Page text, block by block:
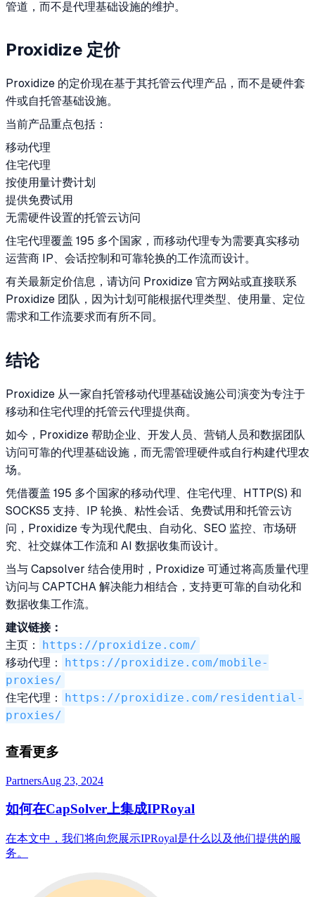
管道，而不是代理基础设施的维护。
Proxidize 定价
Proxidize 的定价现在基于其托管云代理产品，而不是硬件套
件或自托管基础设施。
当前产品重点包括：
移动代理
住宅代理
按使用量计费计划
提供免费试用
无需硬件设置的托管云访问
住宅代理覆盖 195 多个国家，而移动代理专为需要真实移动
运营商 IP、会话控制和可靠轮换的工作流而设计。
有关最新定价信息，请访问 Proxidize 官方网站或直接联系
Proxidize 团队，因为计划可能根据代理类型、使用量、定位
需求和工作流要求而有所不同。
结论
Proxidize 从一家自托管移动代理基础设施公司演变为专注于
移动和住宅代理的托管云代理提供商。
如今，Proxidize 帮助企业、开发人员、营销人员和数据团队
访问可靠的代理基础设施，而无需管理硬件或自行构建代理农
场。
凭借覆盖 195 多个国家的移动代理、住宅代理、HTTP(S) 和
SOCKS5 支持、IP 轮换、粘性会话、免费试用和托管云访
问，Proxidize 专为现代爬虫、自动化、SEO 监控、市场研
究、社交媒体工作流和 AI 数据收集而设计。
当与 Capsolver 结合使用时，Proxidize 可通过将高质量代理
访问与 CAPTCHA 解决能力相结合，支持更可靠的自动化和
数据收集工作流。
建议链接：
主页：
https://proxidize.com/
移动代理：
https://proxidize.com/mobile-
proxies/
住宅代理：
https://proxidize.com/residential-
proxies/
查看更多
PartnersAug 23, 2024
如何在CapSolver上集成IPRoyal
在本文中，我们将向您展示IPRoyal是什么以及他们提供的服
务。